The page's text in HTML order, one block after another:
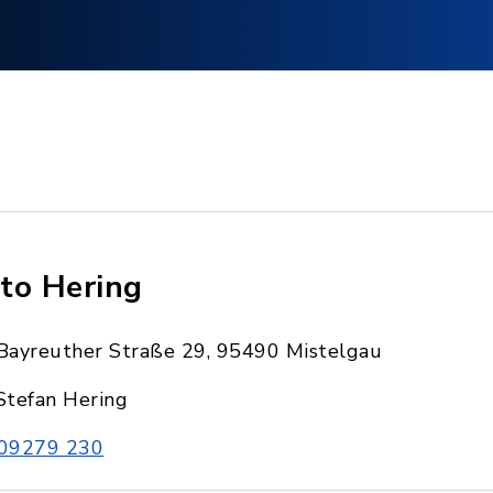
Hering
Straße 29, 95490 Mistelgau
Hering
230